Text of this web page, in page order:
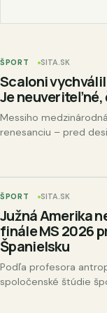
ŠPORT SITA.SK
Scaloni
Je neuveriteľné,
Messiho
renesanciu – pred
ŠPORT SITA.SK
Južná Amerika
finále MS 2026
Španielsku
Podľa profesora
spoločenské štúdie